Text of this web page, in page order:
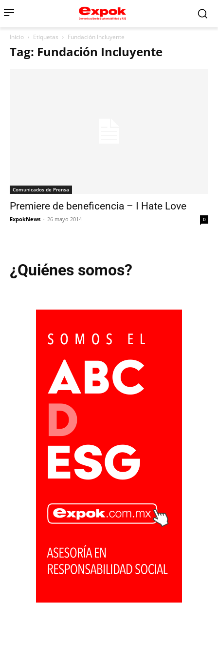
Inicio Etiquetas Fundación Incluyente
Tag: Fundación Incluyente
Comunicados de Prensa
Premiere de beneficencia – I Hate Love
ExpokNews - 26 mayo 2014 0
¿Quiénes somos?